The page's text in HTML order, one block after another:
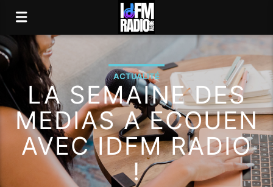
ACTUALITÉ
LA SEMAINE DES
MEDIAS A ECOUEN
AVEC IDFM RADIO
!